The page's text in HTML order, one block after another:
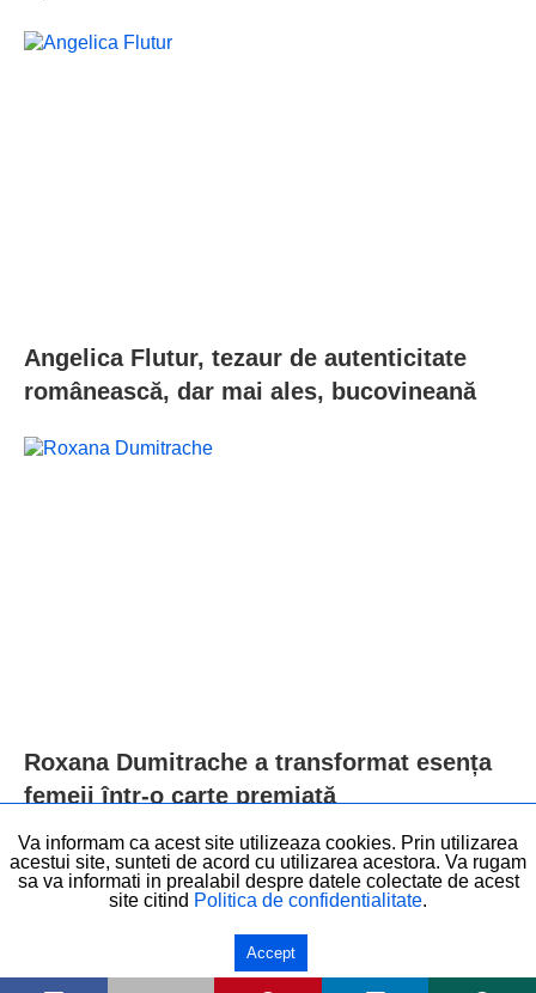
Angelica Flutur, tezaur de autenticitate
românească, dar mai ales, bucovineană
Roxana Dumitrache a transformat esența
femeii într-o carte premiată
Va informam ca acest site utilizeaza cookies. Prin utilizarea
acestui site, sunteti de acord cu utilizarea acestora. Va rugam
sa va informati in prealabil despre datele colectate de acest
site citind Politica de confidentialitate.
Accept